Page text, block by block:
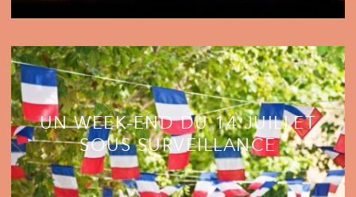
UN WEEK-END DU 14 JUILLET
SOUS SURVEILLANCE